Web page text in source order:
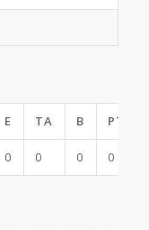
E TA B PTS
0 0 0 0